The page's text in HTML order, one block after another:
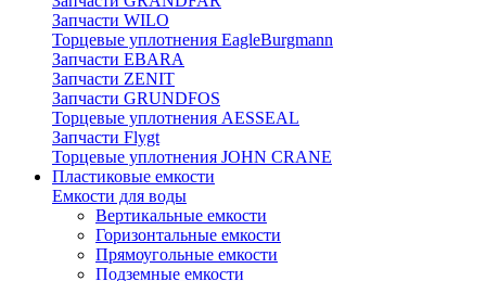
Запчасти WILO
Торцевые уплотнения EagleBurgmann
Запчасти EBARA
Запчасти ZENIT
Запчасти GRUNDFOS
Торцевые уплотнения AESSEAL
Запчасти Flygt
Торцевые уплотнения JOHN CRANE
Пластиковые емкости
Емкости для воды
Вертикальные емкости
Горизонтальные емкости
Прямоугольные емкости
Подземные емкости